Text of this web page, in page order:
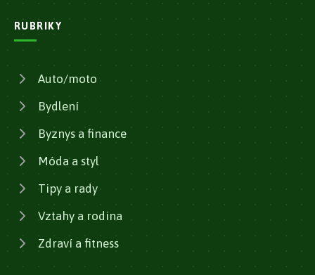
RUBRIKY
Auto/moto
Bydlení
Byznys a finance
Móda a styl
Tipy a rady
Vztahy a rodina
Zdraví a fitness